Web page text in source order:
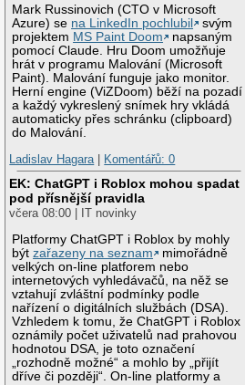
Mark Russinovich (CTO v Microsoft
Azure) se na LinkedIn pochlubil
svým
projektem MS Paint Doom
napsaným
pomocí Claude. Hru Doom umožňuje
hrát v programu Malování (Microsoft
Paint). Malování funguje jako monitor.
Herní engine (ViZDoom) běží na pozadí
a každý vykreslený snímek hry vkládá
automaticky přes schránku (clipboard)
do Malování.
Ladislav Hagara| Komentářů: 0
EK: ChatGPT i Roblox mohou spadat
pod přísnější pravidla
včera 08:00 | IT novinky
Platformy ChatGPT i Roblox by mohly
býtzařazeny na seznam
mimořádně
velkých on-line platforem nebo
internetových vyhledávačů, na něž se
vztahují zvláštní podmínky podle
nařízení o digitálních službách (DSA).
Vzhledem k tomu, že ChatGPT i Roblox
oznámily počet uživatelů nad prahovou
hodnotou DSA, je toto označení
„rozhodně možné“ a mohlo by „přijít
dříve či později“. On-line platformy a